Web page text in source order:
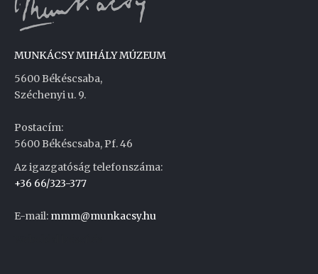
MUNKÁCSY MIHÁLY MÚZEUM
5600 Békéscsaba,
Széchenyi u. 9.
Postacím:
5600 Békéscsaba, Pf. 46
Az igazgatóság telefonszáma:
+36 66/323-377
E-mail: mmm@munkacsy.hu